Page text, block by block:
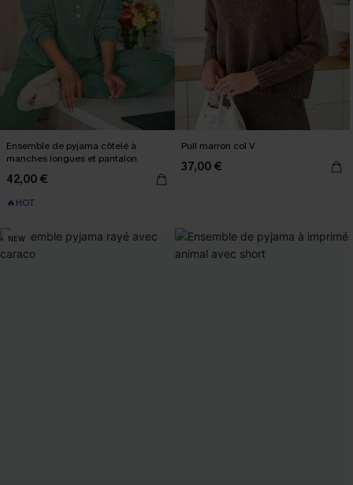
Ensemble de pyjama côtelé à
manches longues et pantalon
42,00 €
🔥HOT
Pull marron col V
37,00 €
NEW